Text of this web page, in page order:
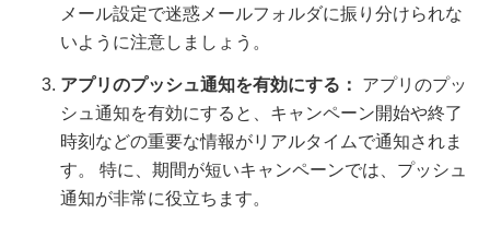
メール設定で迷惑メールフォルダに振り分けられな
いように注意しましょう。
アプリのプッシュ通知を有効にする：
アプリのプッ
シュ通知を有効にすると、キャンペーン開始や終了
時刻などの重要な情報がリアルタイムで通知されま
す。 特に、期間が短いキャンペーンでは、プッシュ
通知が非常に役立ちます。